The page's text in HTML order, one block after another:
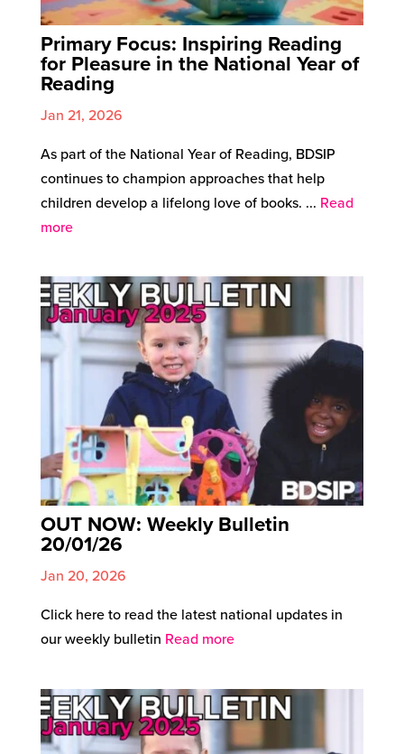
Primary Focus: Inspiring Reading
for Pleasure in the National Year of
Reading
Jan 21, 2026
As part of the National Year of Reading, BDSIP
continues to champion approaches that help
children develop a lifelong love of books. ... Read
more
OUT NOW: Weekly Bulletin
20/01/26
Jan 20, 2026
Click here to read the latest national updates in
our weekly bulletin Read more